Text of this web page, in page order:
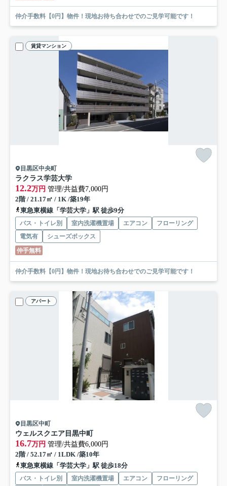
仲介手数料【0円】物件！現地お待ち合わせでのご見学可能です！
賃貸マンション
目黒区中央町
ラクラス学芸大学
12.2万円 管理/共益費7,000円
2階 / 21.17㎡ / 1K /築19年
東急東横線「学芸大学」駅 徒歩9分
バス・トイレ別 室内洗濯機置場 エアコン
フローリング
電気有
シューズボックス
仲手無料
仲介手数料【0円】物件！現地お待ち合わせでのご見学可能です！
アパート
目黒区中町
ウェルスクエア目黒中町
16.7万円 管理/共益費6,000円
2階 / 52.17㎡ / 1LDK /築10年
東急東横線「学芸大学」駅 徒歩18分
バス・トイレ別 室内洗濯機置場 エアコン
フローリング